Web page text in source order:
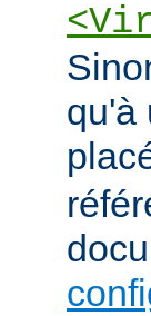
qu'à